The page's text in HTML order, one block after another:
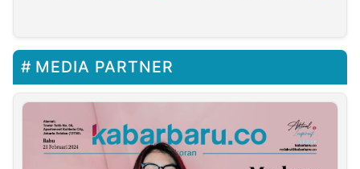
MEDIA PARTNER